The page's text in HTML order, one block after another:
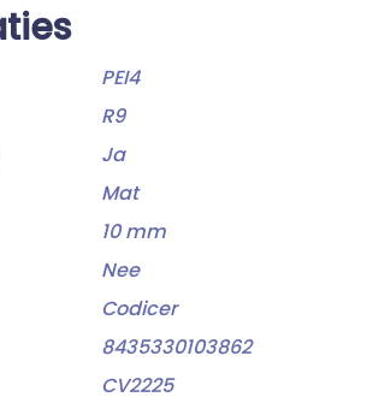
PEI4
R9
Ja
Mat
10 mm
Nee
Codicer
8435330103862
CV2225